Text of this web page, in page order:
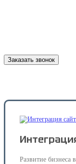
Заказать звонок
Развитие бизнеса